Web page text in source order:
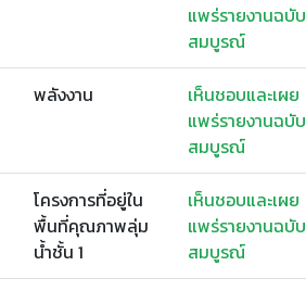
แพร่รายงานฉบับ
สมบูรณ์
พลังงาน
เห็นชอบและเผย
แพร่รายงานฉบับ
สมบูรณ์
โครงการที่อยู่ใน
พื้นที่คุณภาพลุ่ม
น้ำชั้น 1
เห็นชอบและเผย
แพร่รายงานฉบับ
สมบูรณ์